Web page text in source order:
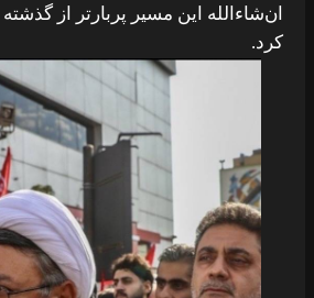
ان‌شاءالله این مسیر پربارتر از گذشته
کرد.